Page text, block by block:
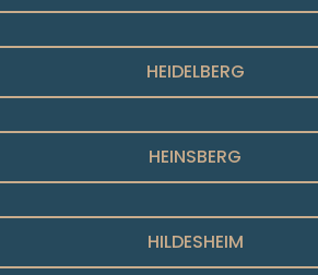
HEIDELBERG
HEINSBERG
HILDESHEIM